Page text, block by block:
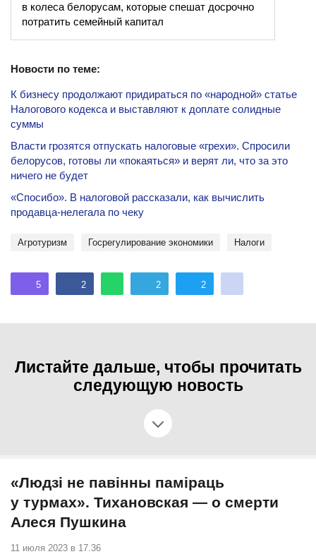
в колеса белорусам, которые спешат досрочно
потратить семейный капитал
Новости по теме:
К бизнесу продолжают придираться по «народной» статье
Налогового кодекса и выставляют к доплате солидные
суммы
Власти грозятся отпускать налоговые «грехи». Спросили
белорусов, готовы ли «покаяться» и верят ли, что за это
ничего не будет
«Спосибо». В налоговой рассказали, как вычислить
продавца-нелегала по чеку
агротуризм госрегулирование экономики Налоги
5 2 2 2
Листайте дальше, чтобы прочитать
следующую новость